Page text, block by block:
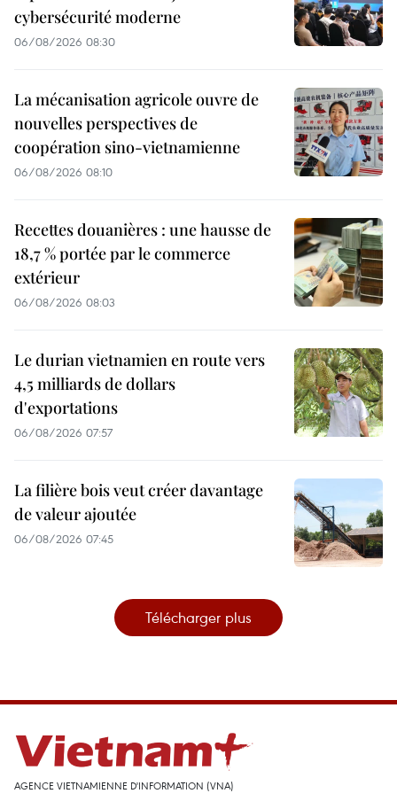
cybersécurité moderne
06/08/2026 08:30
La mécanisation agricole ouvre de
nouvelles perspectives de
coopération sino-vietnamienne
06/08/2026 08:10
Recettes douanières : une hausse de
18,7 % portée par le commerce
extérieur
06/08/2026 08:03
Le durian vietnamien en route vers
4,5 milliards de dollars
d'exportations
06/08/2026 07:57
La filière bois veut créer davantage
de valeur ajoutée
06/08/2026 07:45
Télécharger plus
AGENCE VIETNAMIENNE D'INFORMATION (VNA)